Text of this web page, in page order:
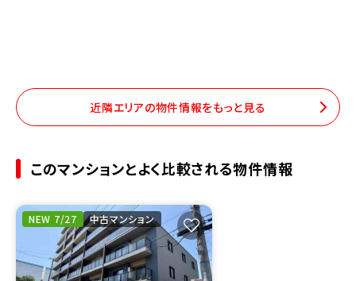
近隣エリアの物件情報をもっと見る
このマンションとよく比較される物件情報
NEW 7/27 中古マンション